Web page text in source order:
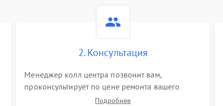
2. Консультация
Менеджер колл центра позвонит вам,
проконсультирует по цене ремонта вашего
кухонной плиты а также ответит на все ваши
Подробнее